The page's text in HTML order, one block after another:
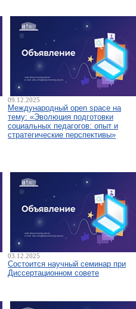
09.12.2025
Международный open space на
тему: «Эволюция подготовки
социальных педагогов: опыт и
стратегические перспективы»
03.12.2025
Состоится научный семинар при
Диссертационном совете